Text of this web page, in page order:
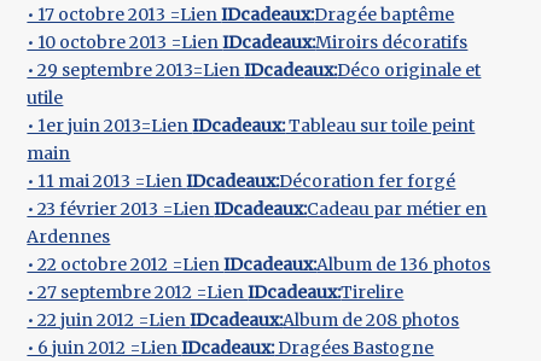
• 17 octobre 2013 =LienIDcadeaux:Dragée baptême
• 10 octobre 2013 =LienIDcadeaux:Miroirs décoratifs
• 29 septembre 2013=LienIDcadeaux:Déco originale et
utile
• 1er juin 2013=LienIDcadeaux:Tableau sur toile peint
main
• 11 mai 2013 =LienIDcadeaux:Décoration fer forgé
• 23 février 2013 =LienIDcadeaux:Cadeau par métier en
Ardennes
• 22 octobre 2012 =LienIDcadeaux:Album de 136 photos
• 27 septembre 2012 =LienIDcadeaux:Tirelire
• 22 juin 2012 =LienIDcadeaux:Album de 208 photos
• 6 juin 2012 =LienIDcadeaux:Dragées Bastogne